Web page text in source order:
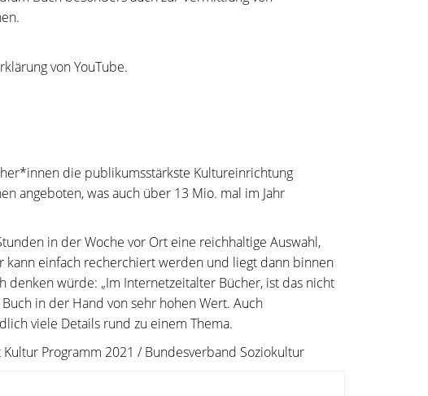
von YouTube.
die publikumsstärkste Kultureinrichtung
angeboten, was auch über 13 Mio. mal im Jahr
in der Woche vor Ort eine reichhaltige Auswahl,
kann einfach recherchiert werden und liegt dann binnen
denken würde: „Im Internetzeitalter Bücher, ist das nicht
in der Hand von sehr hohen Wert. Auch
viele Details rund zu einem Thema.
Programm 2021 / Bundesverband Soziokultur